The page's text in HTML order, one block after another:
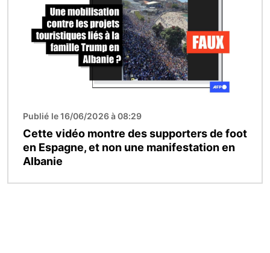
Publié le 16/06/2026 à 08:29
Cette vidéo montre des supporters de foot
en Espagne, et non une manifestation en
Albanie